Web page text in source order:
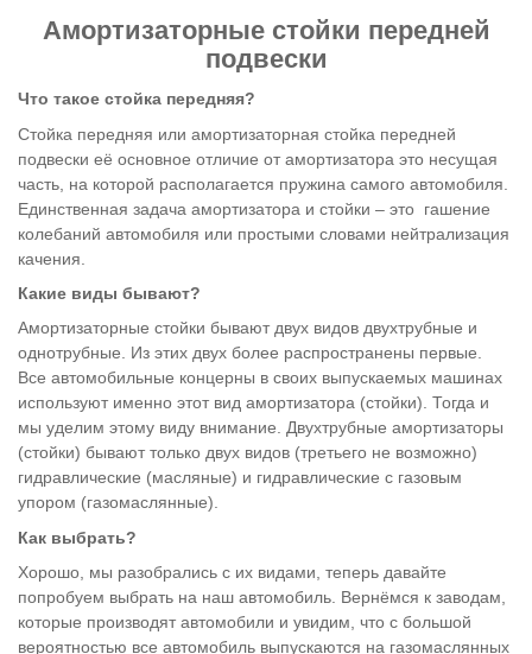
Амортизаторные стойки передней
подвески
Что такое стойка передняя?
Стойка передняя или амортизаторная стойка передней
подвески её основное отличие от амортизатора это несущая
часть, на которой располагается пружина самого автомобиля.
Единственная задача амортизатора и стойки – это гашение
колебаний автомобиля или простыми словами нейтрализация
качения.
Какие виды бывают?
Амортизаторные стойки бывают двух видов двухтрубные и
однотрубные. Из этих двух более распространены первые.
Все автомобильные концерны в своих выпускаемых машинах
используют именно этот вид амортизатора (стойки). Тогда и
мы уделим этому виду внимание. Двухтрубные амортизаторы
(стойки) бывают только двух видов (третьего не возможно)
гидравлические (масляные) и гидравлические с газовым
упором (газомаслянные).
Как выбрать?
Хорошо, мы разобрались с их видами, теперь давайте
попробуем выбрать на наш автомобиль. Вернёмся к заводам,
которые производят автомобили и увидим, что с большой
вероятностью все автомобиль выпускаются на газомаслянных